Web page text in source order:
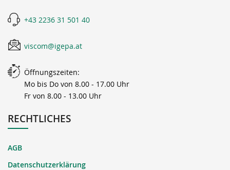
+43 2236 31 501 40
viscom@igepa.at
Öffnungszeiten:
Mo bis Do von 8.00 - 17.00 Uhr
Fr von 8.00 - 13.00 Uhr
RECHTLICHES
AGB
Datenschutzerklärung